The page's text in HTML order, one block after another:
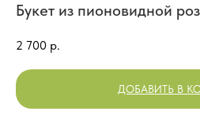
Букет из пионовидной
2 700 р.
ДОБАВИТЬ В